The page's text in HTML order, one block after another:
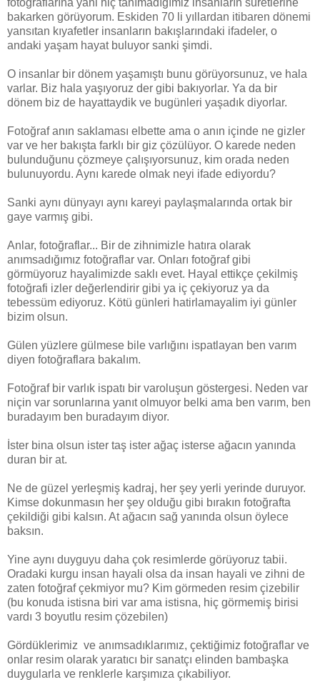
fotoğraflarına yani hiç tanımadığımiz insanların suretlerine
bakarken görüyorum. Eskiden 70 li yıllardan itibaren dönemi
yansıtan kıyafetler insanların bakışlarındaki ifadeler, o
andaki yaşam hayat buluyor sanki şimdi.
O insanlar bir dönem yaşamıştı bunu görüyorsunuz, ve hala
varlar. Biz hala yaşıyoruz der gibi bakıyorlar. Ya da bir
dönem biz de hayattaydik ve bugünleri yaşadık diyorlar.
Fotoğraf anın saklaması elbette ama o anın içinde ne gizler
var ve her bakışta farklı bir giz çözülüyor. O karede neden
bulunduğunu çözmeye çalışıyorsunuz, kim orada neden
bulunuyordu. Aynı karede olmak neyi ifade ediyordu?
Sanki aynı dünyayı aynı kareyi paylaşmalarında ortak bir
gaye varmış gibi.
Anlar, fotoğraflar... Bir de zihnimizle hatıra olarak
anımsadığımız fotoğraflar var. Onları fotoğraf gibi
görmüyoruz hayalimizde saklı evet. Hayal ettikçe çekilmiş
fotoğrafi izler değerlendirir gibi ya iç çekiyoruz ya da
tebessüm ediyoruz. Kötü günleri hatirlamayalim iyi günler
bizim olsun.
Gülen yüzlere gülmese bile varlığını ispatlayan ben varım
diyen fotoğraflara bakalım.
Fotoğraf bir varlık ispatı bir varoluşun göstergesi. Neden var
niçin var sorunlarına yanıt olmuyor belki ama ben varım, ben
buradayım ben buradayım diyor.
İster bina olsun ister taş ister ağaç isterse ağacın yanında
duran bir at.
Ne de güzel yerleşmiş kadraj, her şey yerli yerinde duruyor.
Kimse dokunmasın her şey olduğu gibi bırakın fotoğrafta
çekildiği gibi kalsın. At ağacın sağ yanında olsun öylece
baksın.
Yine aynı duyguyu daha çok resimlerde görüyoruz tabii.
Oradaki kurgu insan hayali olsa da insan hayali ve zihni de
zaten fotoğraf çekmiyor mu? Kim görmeden resim çizebilir
(bu konuda istisna biri var ama istisna, hiç görmemiş birisi
vardı 3 boyutlu resim çözebilen)
Gördüklerimiz ve anımsadıklarımız, çektiğimiz fotoğraflar ve
onlar resim olarak yaratıcı bir sanatçı elinden bambaşka
duygularla ve renklerle karşımıza çıkabiliyor.